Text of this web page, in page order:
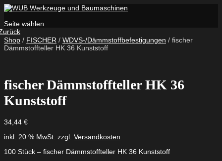
Seite wählen
Shop / FISCHER / WDVS-/Dämmstoffbefestigungen / fischer
Dämmstoffteller HK 36 Kunststoff
fischer Dämmstoffteller HK 36
Kunststoff
34,44 €
inkl. 20 % MwSt. zzgl. Versandkosten
100 Stück – fischer Dämmstoffteller HK 36 Kunststoff